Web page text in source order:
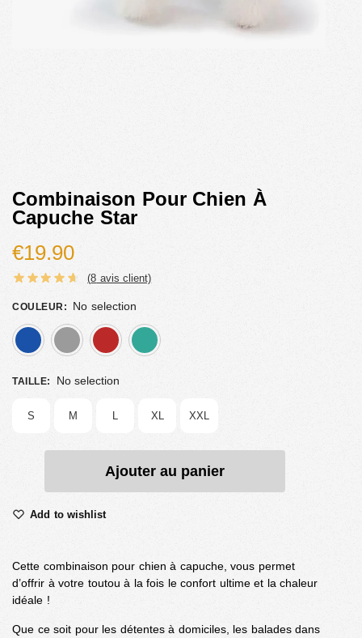
Combinaison Pour Chien À
Capuche Star
€19.90
(8 avis client)
COULEUR: No selection
bleu gris
TAILLE: No selection
S M XL XXL
Ajouter au panier
Add to wishlist
Cette combinaison pour chien à capuche, vous permet
d’offrir à votre toutou à la fois le confort ultime et la chaleur
idéale !
Que ce soit pour les détentes à domiciles, les balades dans